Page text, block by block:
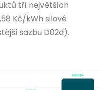
tří největších
Kč/kWh silové
sazbu D02d).